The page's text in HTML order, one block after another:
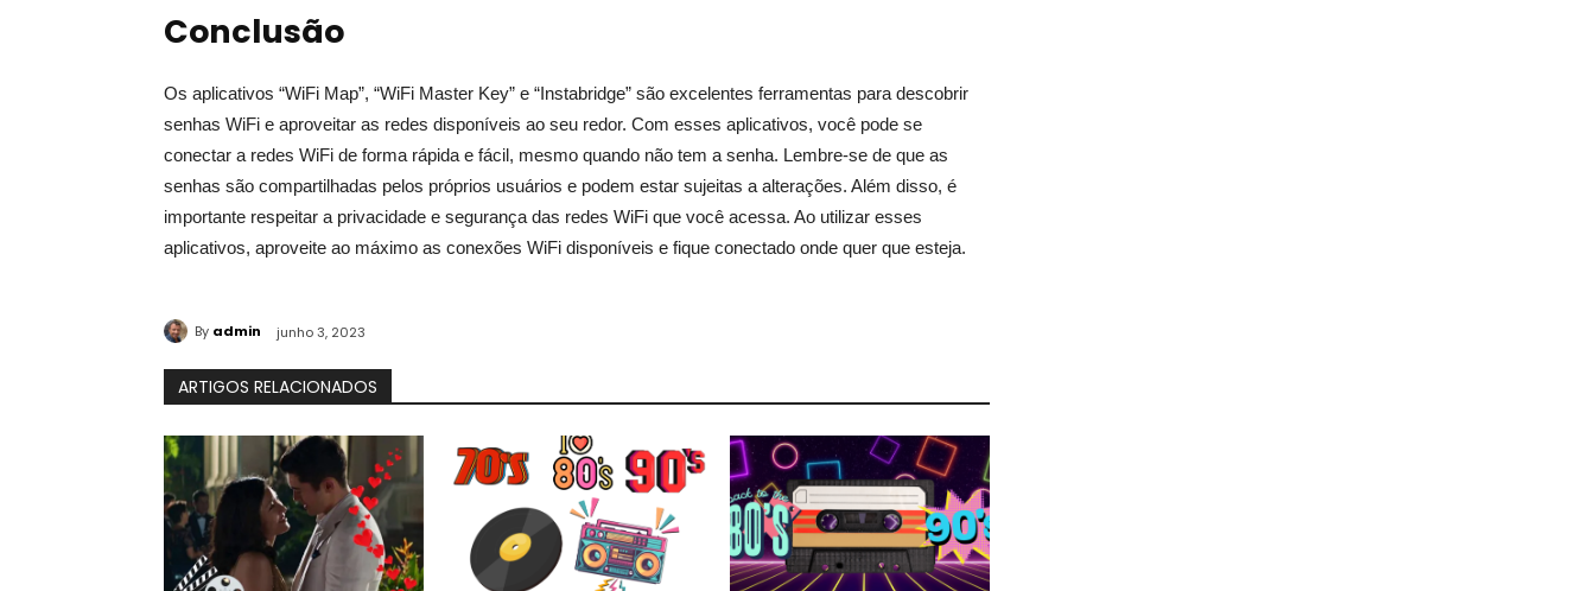
Conclusão
Os aplicativos “WiFi Map”, “WiFi Master Key” e “Instabridge” são excelentes ferramentas para descobrir
senhas WiFi e aproveitar as redes disponíveis ao seu redor. Com esses aplicativos, você pode se
conectar a redes WiFi de forma rápida e fácil, mesmo quando não tem a senha. Lembre-se de que as
senhas são compartilhadas pelos próprios usuários e podem estar sujeitas a alterações. Além disso, é
importante respeitar a privacidade e segurança das redes WiFi que você acessa. Ao utilizar esses
aplicativos, aproveite ao máximo as conexões WiFi disponíveis e fique conectado onde quer que esteja.
By admin junho 3, 2023
ARTIGOS RELACIONADOS